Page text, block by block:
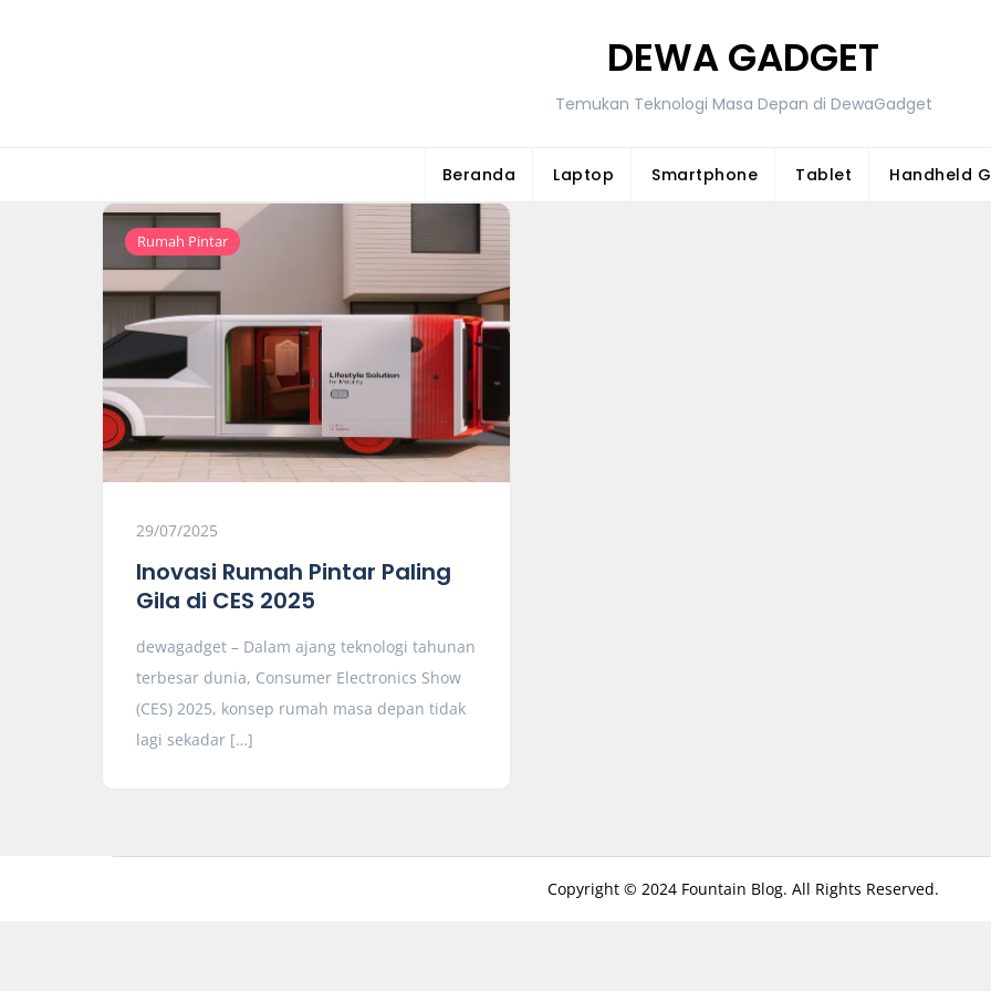
DEWA GADGET
Temukan Teknologi Masa Depan di DewaGadget
Beranda Laptop Smartphone Tablet Handheld
Rumah Pintar
29/07/2025
Inovasi Rumah Pintar Paling
Gila di CES 2025
dewagadget – Dalam ajang teknologi tahunan
terbesar dunia, Consumer Electronics Show
(CES) 2025, konsep rumah masa depan tidak
lagi sekadar […]
Copyright © 2024 Fountain Blog. All Rights Reserved.